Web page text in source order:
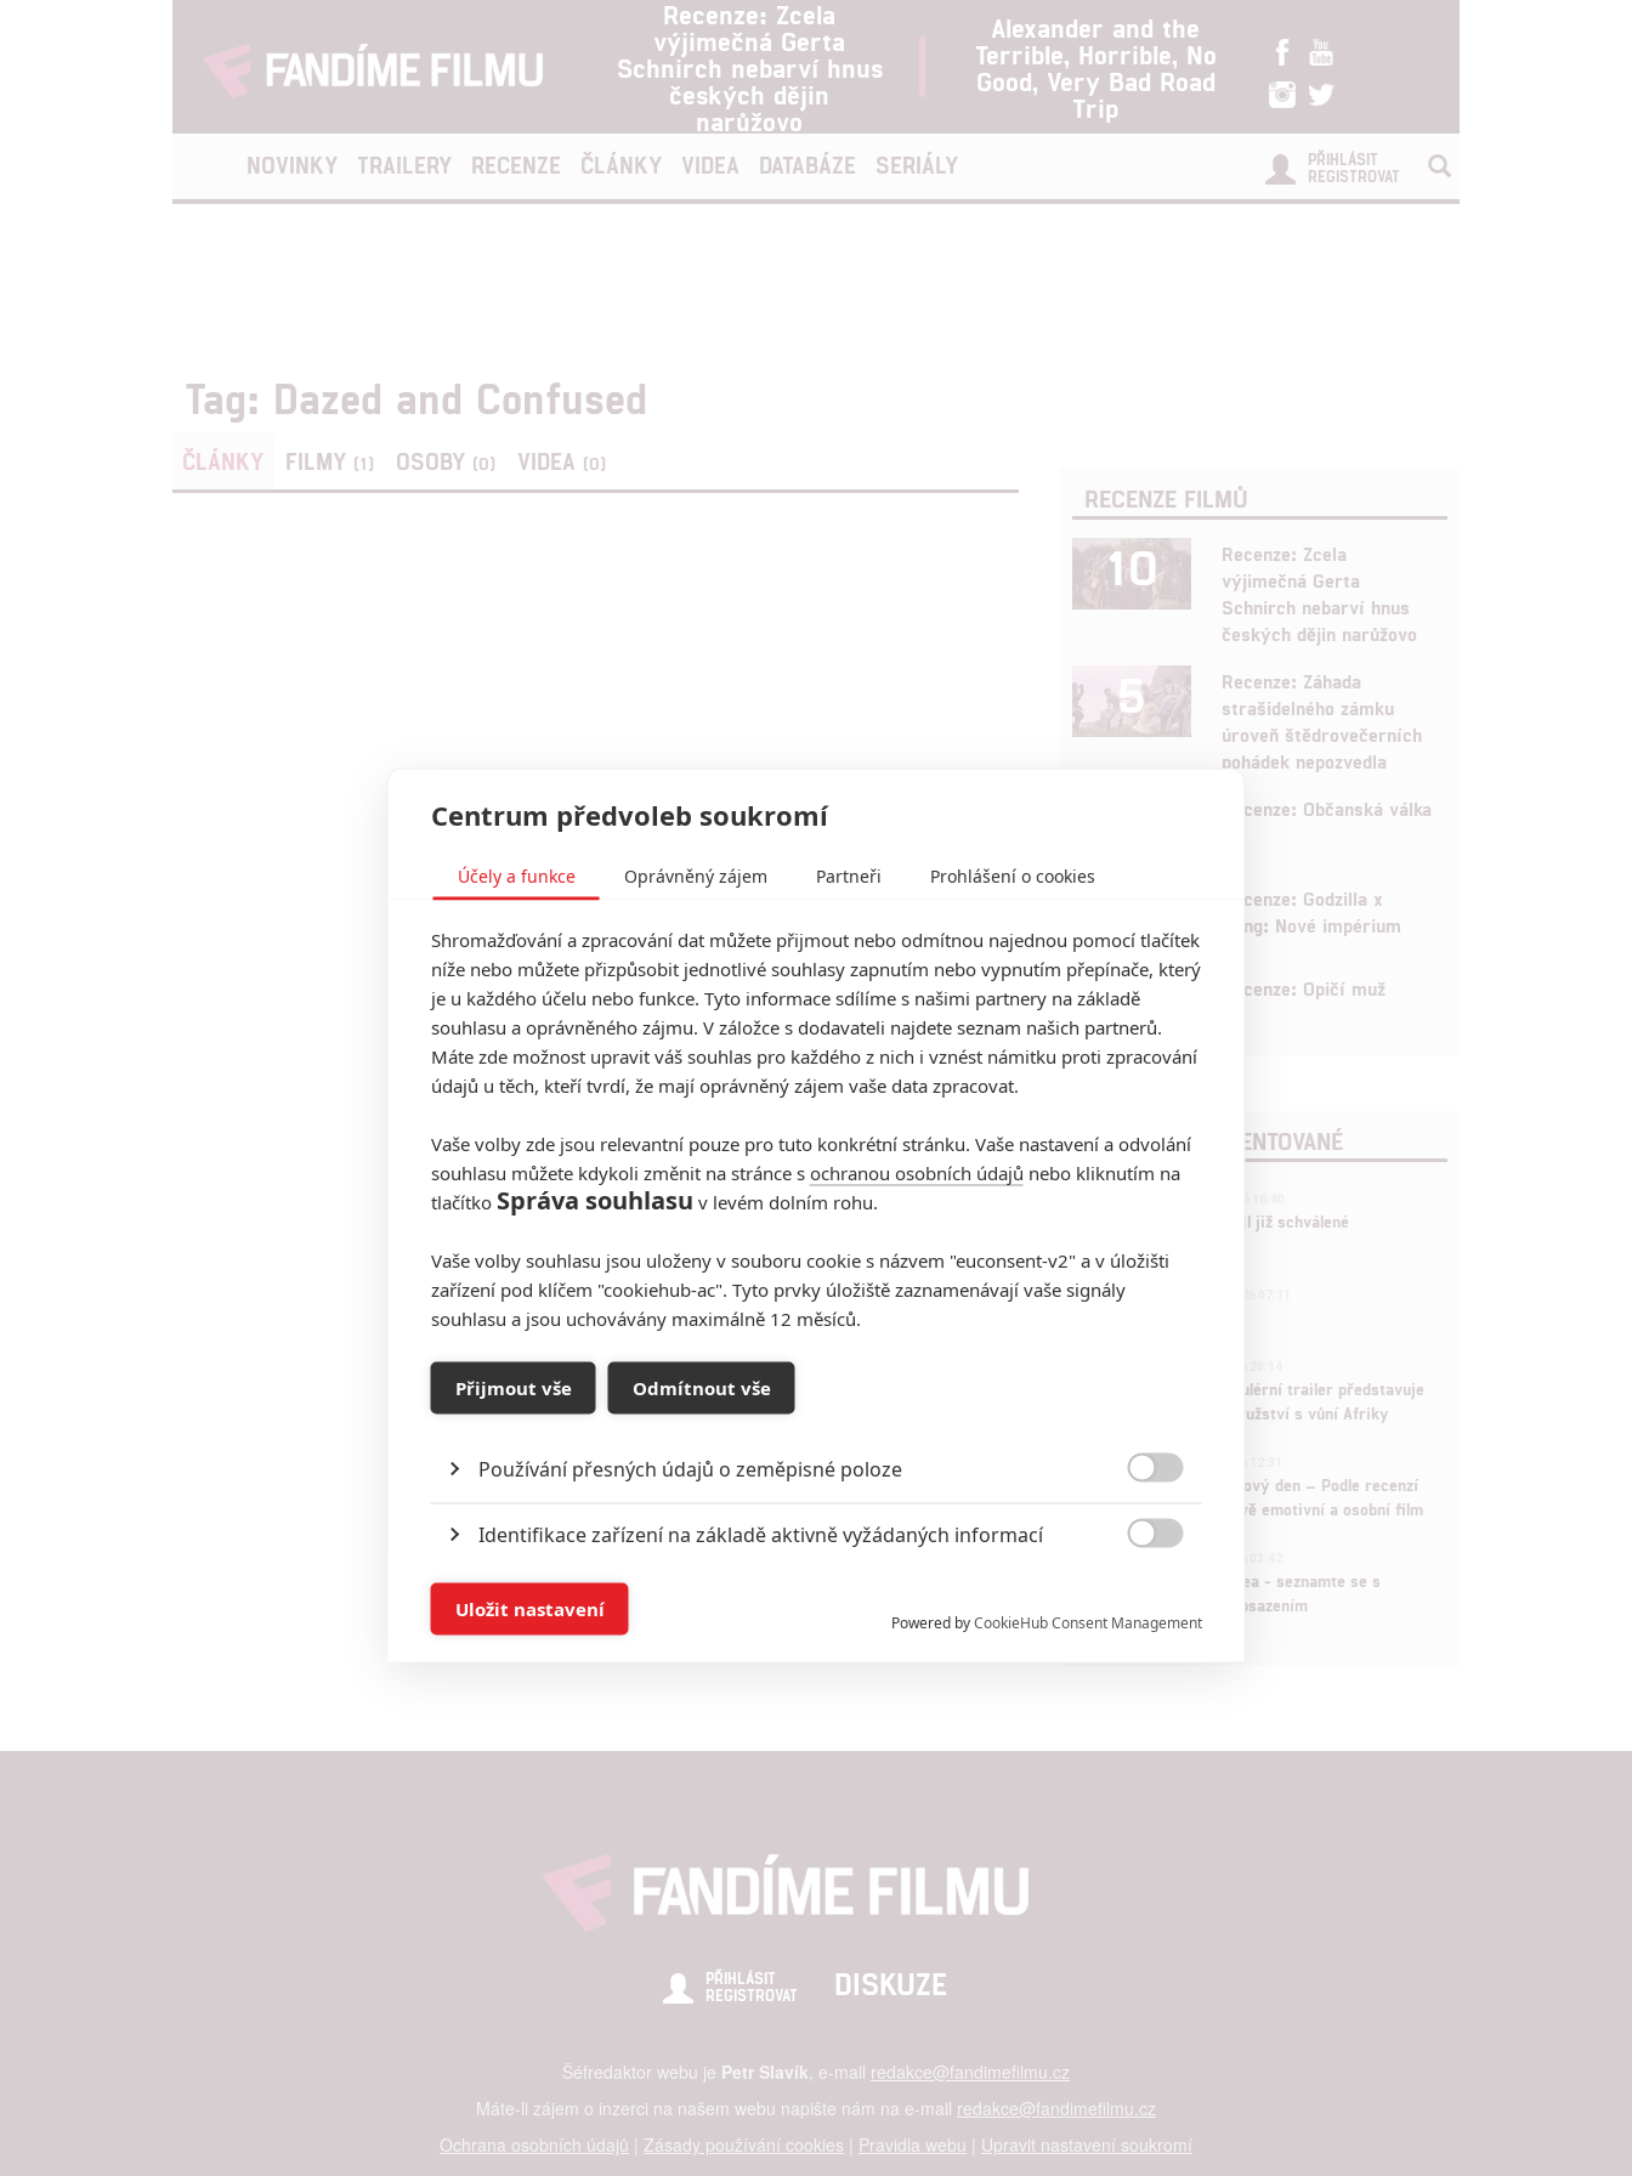
Recenze: Zcela
výjimečná Gerta
Schnirch nebarví hnus
českých dějin
narůžovo
Alexander and the
Terrible, Horrible, No
Good, Very Bad Road
Trip
NOVINKY TRAILERY RECENZE ČLÁNKY VIDEA DATABÁZE SERIÁLY
PŘIHLÁSIT
REGISTROVAT
Tag: Dazed and Confused
ČLÁNKY FILMY (1) OSOBY (0) VIDEA (0)
RECENZE FILMŮ
10
Recenze: Zcela
výjimečná Gerta
Schnirch nebarví hnus
českých dějin narůžovo
5
Recenze: Záhada
strašidelného zámku
úroveň štědrovečerních
pohádek nepozvedla
Recenze: Občanská válka
Recenze: Godzilla x
Kong: Nové impérium
8 Recenze: Opičí muž
POSLEDNÍ KOMENTOVANÉ
Marvel nečekaně zrušil již schválené
433
Děti krve a kostí: Regulérní trailer představuje
akční fantasy dobrodružství s vůní Afriky
ČLÁNEK | 30.07.2026 12:31
Spider-Man: Zbrusu nový den – Podle recenzí
máme čekat překvapivě emotivní a osobní film
Velké preview: Odyssea - seznamte se s
maximálně nabitým obsazením
PŘIHLÁSIT
REGISTROVAT
DISKUZE
Šéfredaktor webu je Petr Slavík , e-mail redakce@fandimefilmu.cz
Máte-li zájem o inzerci na našem webu napište nám na e-mail redakce@fandimefilmu.cz
Ochrana osobních údajů | Zásady používání cookies | Pravidla webu | Upravit nastavení soukromí
Centrum předvoleb soukromí
Účely a funkce Oprávněný zájem Partneři Prohlášení o cookies
Shromažďování a zpracování dat můžete přijmout nebo odmítnou najednou pomocí tlačítek
níže nebo můžete přizpůsobit jednotlivé souhlasy zapnutím nebo vypnutím přepínače, který
je u každého účelu nebo funkce. Tyto informace sdílíme s našimi partnery na základě
souhlasu a oprávněného zájmu. V záložce s dodavateli najdete seznam našich partnerů.
Máte zde možnost upravit váš souhlas pro každého z nich i vznést námitku proti zpracování
údajů u těch, kteří tvrdí, že mají oprávněný zájem vaše data zpracovat.
Vaše volby zde jsou relevantní pouze pro tuto konkrétní stránku. Vaše nastavení a odvolání
souhlasu můžete kdykoli změnit na stránce s ochranou osobních údajů nebo kliknutím na
tlačítko Správa souhlasu v levém dolním rohu.
Vaše volby souhlasu jsou uloženy v souboru cookie s názvem "euconsent-v2" a v úložišti
zařízení pod klíčem "cookiehub-ac". Tyto prvky úložiště zaznamenávají vaše signály
souhlasu a jsou uchovávány maximálně 12 měsíců.
Přijmout vše Odmítnout vše
Používání přesných údajů o zeměpisné poloze
Identifikace zařízení na základě aktivně vyžádaných informací
Ukládání a/nebo přístup k informacím v zařízení

služeb

možnost: Zajištění bezpečnosti, předcházení a zjišťování podvodů a odstraňování chyb,
Poskytování a zobrazování reklamy a obsahu
Powered byCookieHub Consent Management
Uložit nastavení